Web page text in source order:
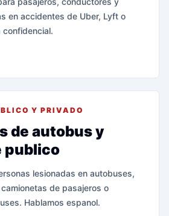
en accidentes de Uber, Lyft o
confidencial.
Y PRIVADO
de autobus y
publico
lesionadas en autobuses,
de pasajeros o
Hablamos espanol.